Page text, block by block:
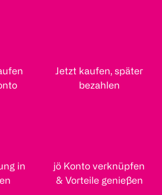
Jetzt kaufen, später
bezahlen
in
jö Konto verknüpfen
& Vorteile genießen